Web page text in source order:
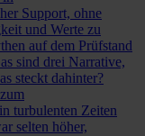
Support, ohne
und Werte zu
auf dem Prüfstand
sind drei Narrative,
steckt dahinter?
turbulenten Zeiten
selten höher,